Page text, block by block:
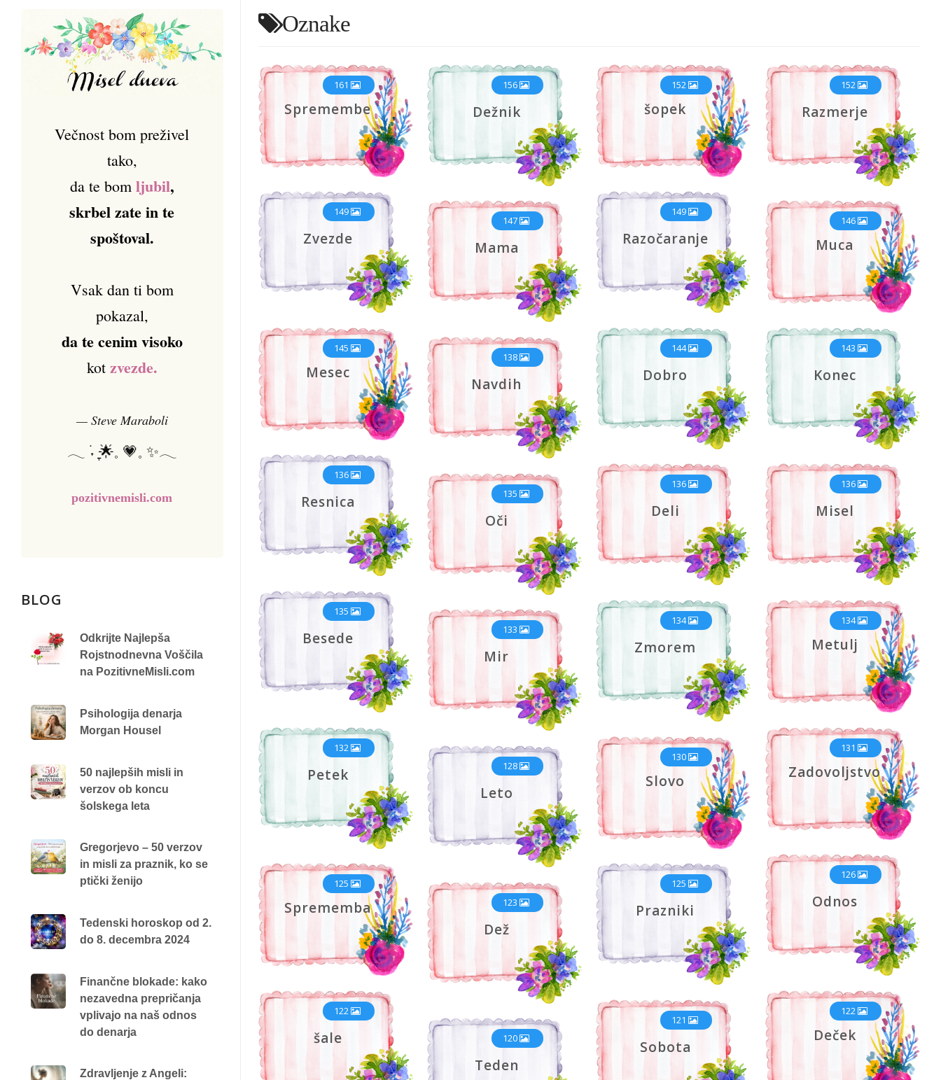
Oznake
Spremembe
161
Dežnik
156
šopek
152
Razmerje
152
Zvezde
149
Razočaranje
149
Mama
147
Muca
146
Mesec
145
Dobro
144
Konec
143
Navdih
138
Resnica
136
Deli
136
Misel
136
Oči
135
Besede
135
Zmorem
134
Metulj
134
Mir
133
Petek
132
Zadovoljstvo
131
Slovo
130
Leto
128
Odnos
126
Sprememba
125
Prazniki
125
Dež
123
šale
122
Deček
122
Sobota
121
Teden
120
Večnost bom preživel
tako,
da te bom ljubil,
skrbel zate in te
spoštoval.
Vsak dan ti bom
pokazal,
da te cenim visoko
kot zvezde.
— Steve Maraboli
𓂃 ࣪˖ ִֶָ🌟𓈒 💗𓈒 ✨𓂃
pozitivnemisli.com
BLOG
Odkrijte Najlepša
Rojstnodnevna Voščila
na PozitivneMisli.com
Psihologija denarja
Morgan Housel
50 najlepših misli in
verzov ob koncu
šolskega leta
Gregorjevo – 50 verzov
in misli za praznik, ko se
ptički ženijo
Tedenski horoskop od 2.
do 8. decembra 2024
Finančne blokade: kako
nezavedna prepričanja
vplivajo na naš odnos
do denarja
Zdravljenje z Angeli: